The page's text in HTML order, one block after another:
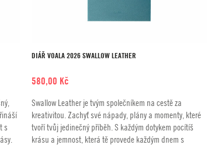
s
DIÁŘ VOALA 2026 SWALLOW LEATHER
580,00 Kč
Swallow Leather je tvým společníkem na cestě za
kreativitou. Zachyť své nápady, plány a momenty, které
tvoří tvůj jedinečný příběh. S každým dotykem pocítíš
krásu a jemnost, která tě provede každým dnem s